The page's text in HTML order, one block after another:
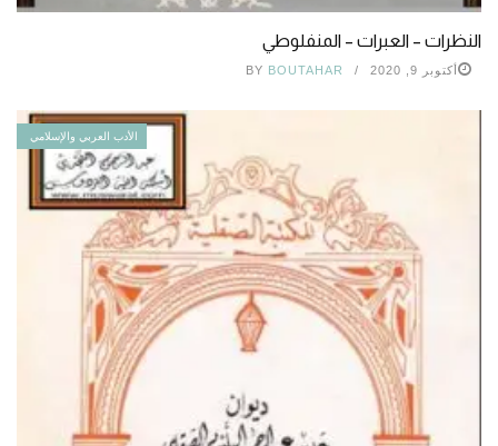
النظرات – العبرات – المنفلوطي
أكتوبر 9, 2020 BY BOUTAHAR
الأدب العربي والإسلامي